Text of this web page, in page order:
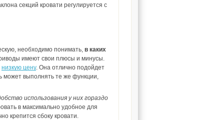
секций кровати регулируется с
необходимо понимать, в каких
имеют свои плюсы и минусы.
низкую цену. Она отлично подойдет
может выполнять те же функции,
использования у них гораздо
в максимально удобное для
крепится сбоку кровати.